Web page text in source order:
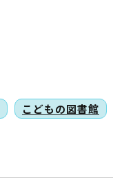
こどもの図書館